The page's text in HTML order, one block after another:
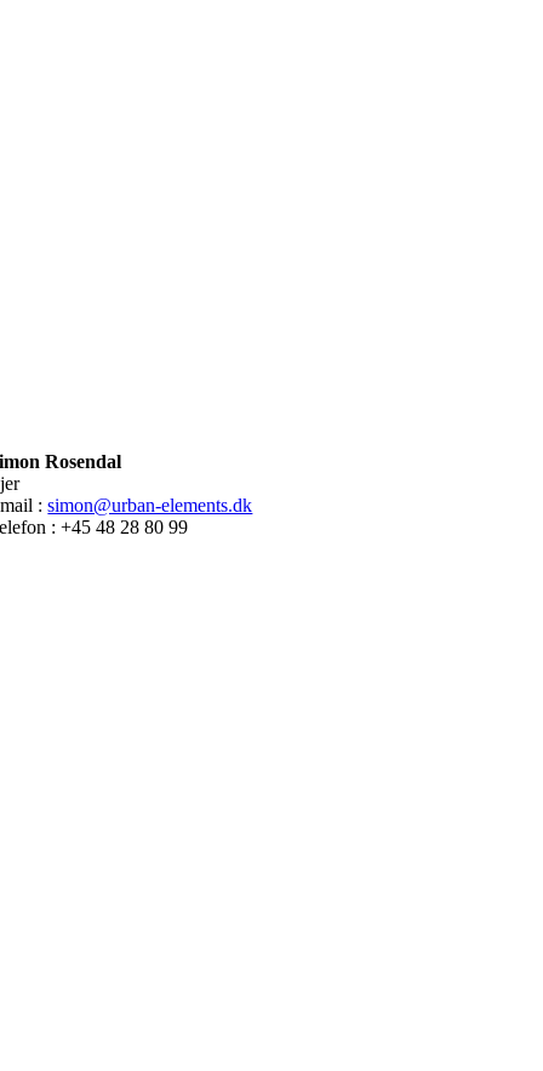
Rosendal
:simon@urban-elements.dk
: +45 48 28 80 99